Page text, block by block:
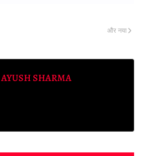
और नया
AYUSH SHARMA